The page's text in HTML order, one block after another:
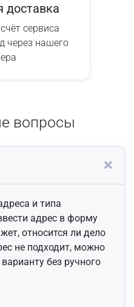
доставка
сервиса
через нашего
вопросы
и типа
адрес в форму
относится ли дело
не подходит, можно
без ручного